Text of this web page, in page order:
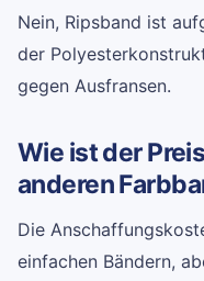
Nein, Ripsband ist
der
gegen Ausfransen.
Wie ist der
anderen
Die
einfachen Bändern,